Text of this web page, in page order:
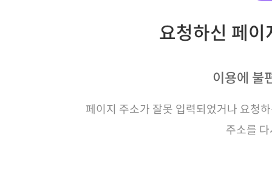
요청하신 페
이용에 불
페이지 주소가 잘못 입력되었거나 요청
주소를